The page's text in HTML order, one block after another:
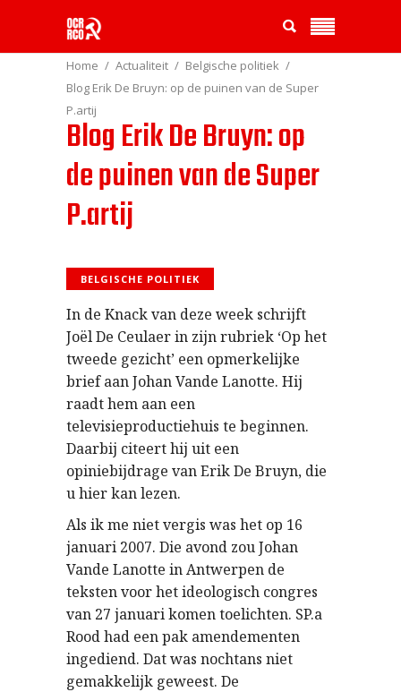
Home Actualiteit
Belgische politiek
Blog Erik De Bruyn: op de puinen van de Super
P.artij
Blog Erik De Bruyn: op
de puinen van de Super
P.artij
BELGISCHE POLITIEK
In de Knack van deze week schrijft
Joël De Ceulaer in zijn rubriek ‘Op het
tweede gezicht’ een opmerkelijke
brief aan Johan Vande Lanotte. Hij
raadt hem aan een
televisieproductiehuis te beginnen.
Daarbij citeert hij uit een
opiniebijdrage van Erik De Bruyn, die
u hier kan lezen.
Als ik me niet vergis was het op 16
januari 2007. Die avond zou Johan
Vande Lanotte in Antwerpen de
teksten voor het ideologisch congres
van 27 januari komen toelichten. SP.a
Rood had een pak amendementen
ingediend. Dat was nochtans niet
gemakkelijk geweest. De